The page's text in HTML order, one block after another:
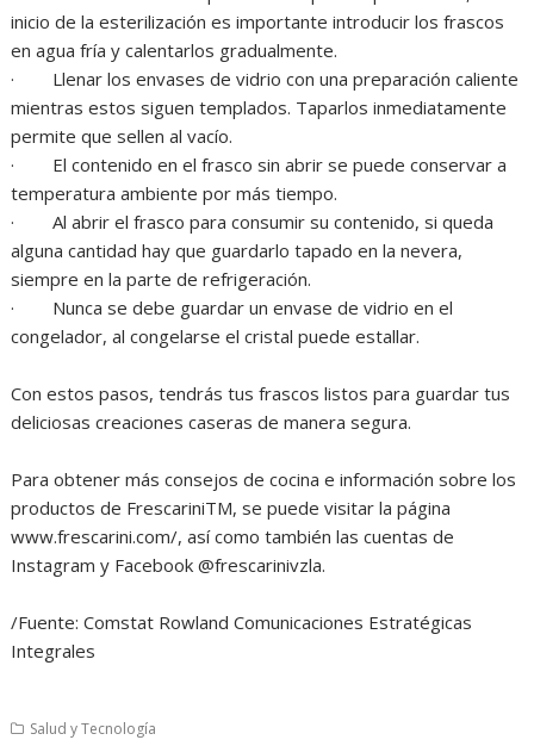
inicio de la esterilización es importante introducir los frascos
en agua fría y calentarlos gradualmente.
· Llenar los envases de vidrio con una preparación caliente
mientras estos siguen templados. Taparlos inmediatamente
permite que sellen al vacío.
· El contenido en el frasco sin abrir se puede conservar a
temperatura ambiente por más tiempo.
· Al abrir el frasco para consumir su contenido, si queda
alguna cantidad hay que guardarlo tapado en la nevera,
siempre en la parte de refrigeración.
· Nunca se debe guardar un envase de vidrio en el
congelador, al congelarse el cristal puede estallar.
Con estos pasos, tendrás tus frascos listos para guardar tus
deliciosas creaciones caseras de manera segura.
Para obtener más consejos de cocina e información sobre los
productos de FrescariniTM, se puede visitar la página
www.frescarini.com/, así como también las cuentas de
Instagram y Facebook @frescarinivzla.
/Fuente: Comstat Rowland Comunicaciones Estratégicas
Integrales
Salud y Tecnología